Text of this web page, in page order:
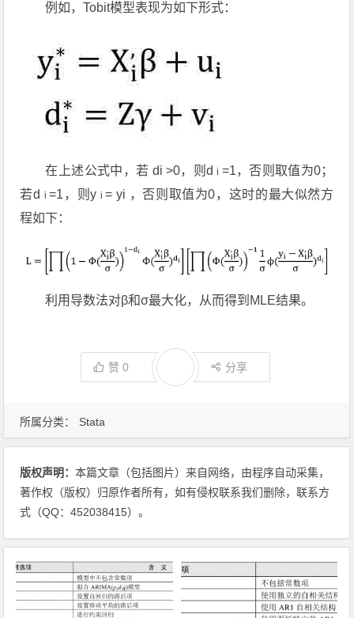
例如，Tobit模型表现为如下形式：
在上述公式中，若 di >0，则di =1，否则取值为0；
若d i=1，则y i= yi ，否则取值为0，这时的最大似然方
程如下：
利用导数法对β和σ最大化，从而得到MLE结果。
赞0 分享
所属分类： Stata
版权声明：本篇文章（包括图片）来自网络，由程序自动采集，
著作权（版权）归原作者所有，如有侵权联系我们删除，联系方
式（QQ：452038415）。